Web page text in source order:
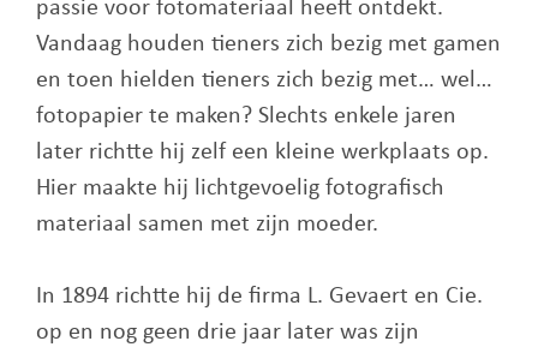
passie voor fotomateriaal heeft ontdekt.
Vandaag houden tieners zich bezig met gamen
en toen hielden tieners zich bezig met… wel…
fotopapier te maken? Slechts enkele jaren
later richtte hij zelf een kleine werkplaats op.
Hier maakte hij lichtgevoelig fotografisch
materiaal samen met zijn moeder.
In 1894 richtte hij de firma L. Gevaert en Cie.
op en nog geen drie jaar later was zijn